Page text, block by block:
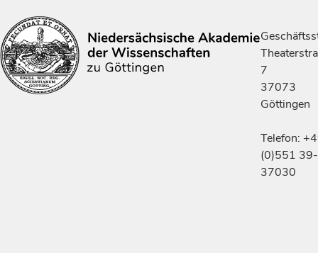
7
37073
Göttingen
Telefon:
(0)551 39-
37030